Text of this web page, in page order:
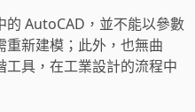
的 AutoCAD，並不能以參數
重新建模；此外，也無曲
具，在工業設計的流程中